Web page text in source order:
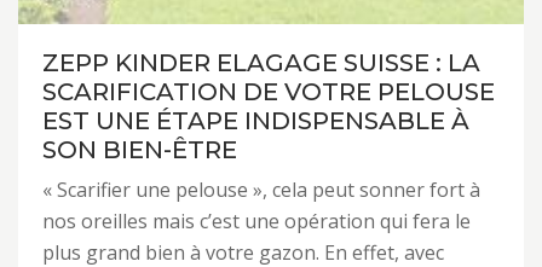
ZEPP KINDER ELAGAGE SUISSE : LA
SCARIFICATION DE VOTRE PELOUSE
EST UNE ÉTAPE INDISPENSABLE À
SON BIEN-ÊTRE
« Scarifier une pelouse », cela peut sonner fort à
nos oreilles mais c’est une opération qui fera le
plus grand bien à votre gazon. En effet, avec